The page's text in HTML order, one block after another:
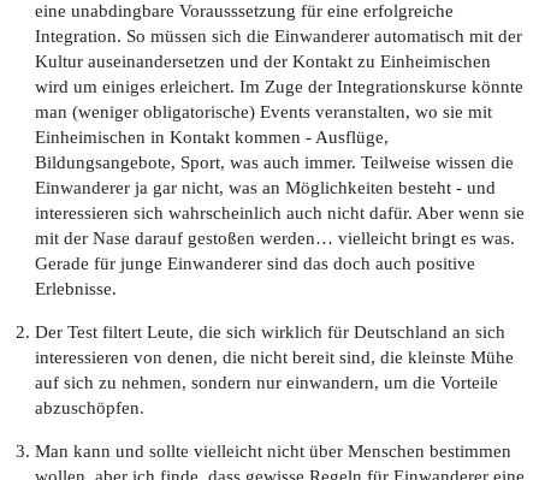
eine unabdingbare Vorausssetzung für eine erfolgreiche
Integration. So müssen sich die Einwanderer automatisch mit der
Kultur auseinandersetzen und der Kontakt zu Einheimischen
wird um einiges erleichert. Im Zuge der Integrationskurse könnte
man (weniger obligatorische) Events veranstalten, wo sie mit
Einheimischen in Kontakt kommen - Ausflüge,
Bildungsangebote, Sport, was auch immer. Teilweise wissen die
Einwanderer ja gar nicht, was an Möglichkeiten besteht - und
interessieren sich wahrscheinlich auch nicht dafür. Aber wenn sie
mit der Nase darauf gestoßen werden… vielleicht bringt es was.
Gerade für junge Einwanderer sind das doch auch positive
Erlebnisse.
Der Test filtert Leute, die sich wirklich für Deutschland an sich
interessieren von denen, die nicht bereit sind, die kleinste Mühe
auf sich zu nehmen, sondern nur einwandern, um die Vorteile
abzuschöpfen.
Man kann und sollte vielleicht nicht über Menschen bestimmen